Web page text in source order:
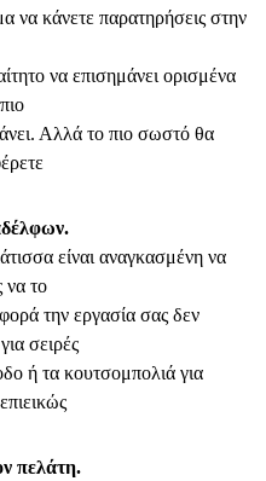
να κάνετε παρατηρήσεις στην
να επισημάνει ορισμένα
Αλλά το πιο σωστό θα
είναι αναγκασμένη να
να το
την εργασία σας δεν
σειρές
ή τα κουτσομπολιά για
πελάτη.